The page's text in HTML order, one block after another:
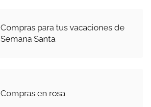
Compras para tus vacaciones de
Semana Santa
Compras en rosa